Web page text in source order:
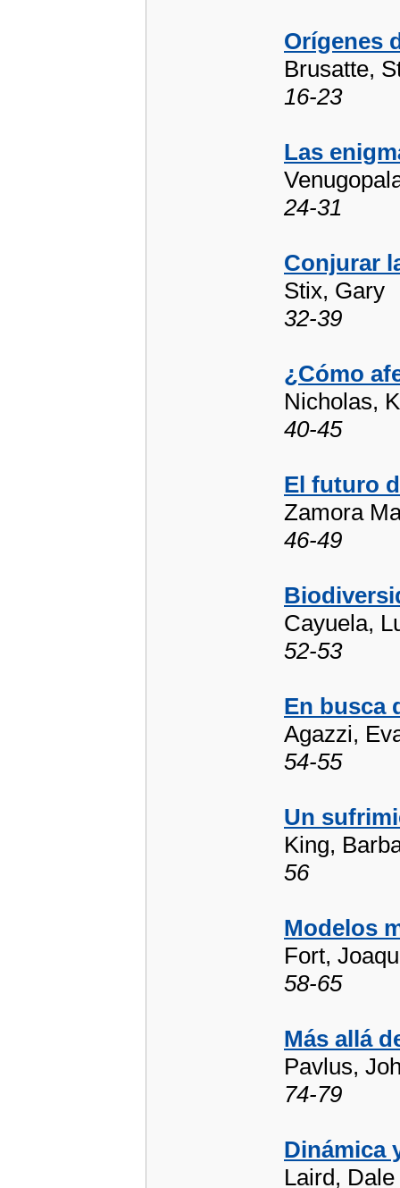
Orígenes
Brusatte,
16-23
Las
24-31
Conjurar
Stix, Gary
32-39
¿Cómo
Nicholas,
40-45
El futuro
Zamora
46-49
Cayuela,
52-53
En busca
Agazzi,
54-55
Un
King,
56
Modelos
Fort,
58-65
Más allá
Pavlus,
74-79
Dinámica
Laird,